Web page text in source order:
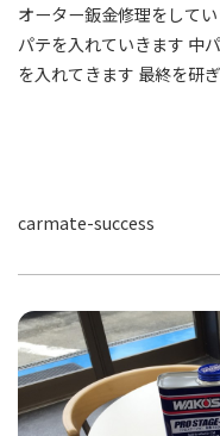
オーター鈑金修理をし
パテを入れていきます 中
を入れてきます 最終を研
carmate-success